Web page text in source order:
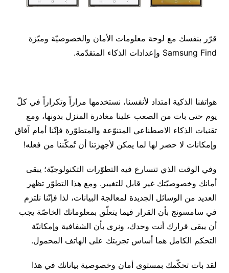
قرّر بنفسك مع لوحة معلومات الأمان والخصوصيّة وميّزة
Samsung Find وإعدادات الذكاء المتقدّمة.
هواتفنا الذكية امتداد لأنفسنا، نستخدمها مراراً وتكراراً في كلّ
يوم حتى بات من الصعب علينا مغادرة المنزل بدونها، ومع
تقنيات الذكاء الاصطناعي المتنوّعة والمتطوّرة فإنّنا أمام آفاق
وإمكانات لا حصر لها لما يمكن لأجهزتنا أن تُمكّننا من فعله!
وفي الوقت الذي تتسارع فيه التطوّرات التكنولوجيّة؛ يبقى
أمانك وخصوصيّتك غير قابل للتغيير. ومع هذا التطوّر تظهر
العديد من الوسائل الجديدة لمعالجة البيانات، لذا فإنّنا نلتزم
في سامسونج بأن القرار فيما يتعلّق بمعلوماتك الخاصّة يجب
أن يبقى قرارك أنت وحدك، ونرى بأن الشفافية وإمكانيّة
التحكم الكامل هما أساس تجربتك على الهاتف المحمول.
لقد بات تحكّمك بمستوى أمان وخصوصية بياناتك في هذا